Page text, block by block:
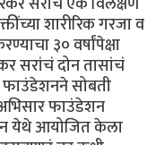
शारीरिक गरजा व
३० वर्षांपेक्षा
सरांचं दोन तासांचं
फाउंडेशनने सोबती
अभिसार फाउंडेशन
येथे आयोजित केला